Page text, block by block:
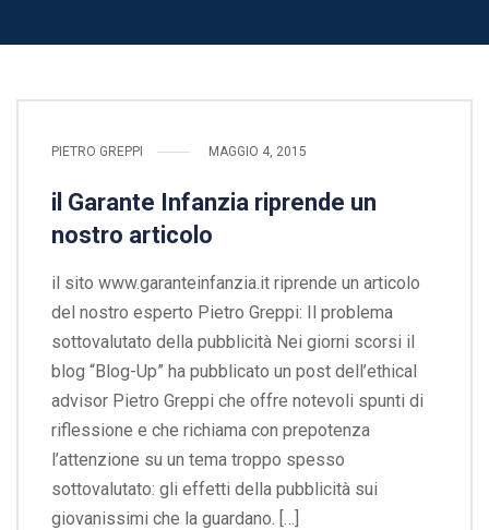
PIETRO GREPPI MAGGIO 4, 2015
il Garante Infanzia riprende un
nostro articolo
il sito www.garanteinfanzia.it riprende un articolo
del nostro esperto Pietro Greppi: Il problema
sottovalutato della pubblicità Nei giorni scorsi il
blog “Blog-Up” ha pubblicato un post dell’ethical
advisor Pietro Greppi che offre notevoli spunti di
riflessione e che richiama con prepotenza
l’attenzione su un tema troppo spesso
sottovalutato: gli effetti della pubblicità sui
giovanissimi che la guardano. […]